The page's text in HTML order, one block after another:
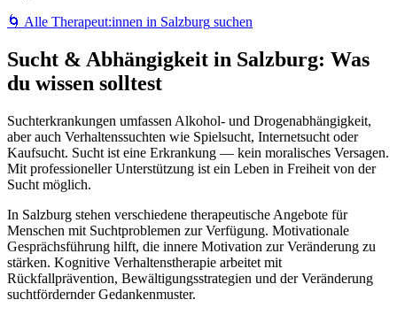
🌀 Alle Therapeut:innen in Salzburg suchen
Sucht & Abhängigkeit in Salzburg: Was
du wissen solltest
Suchterkrankungen umfassen Alkohol- und Drogenabhängigkeit,
aber auch Verhaltenssuchten wie Spielsucht, Internetsucht oder
Kaufsucht. Sucht ist eine Erkrankung — kein moralisches Versagen.
Mit professioneller Unterstützung ist ein Leben in Freiheit von der
Sucht möglich.
In Salzburg stehen verschiedene therapeutische Angebote für
Menschen mit Suchtproblemen zur Verfügung. Motivationale
Gesprächsführung hilft, die innere Motivation zur Veränderung zu
stärken. Kognitive Verhaltenstherapie arbeitet mit
Rückfallprävention, Bewältigungsstrategien und der Veränderung
suchtfördernder Gedankenmuster.